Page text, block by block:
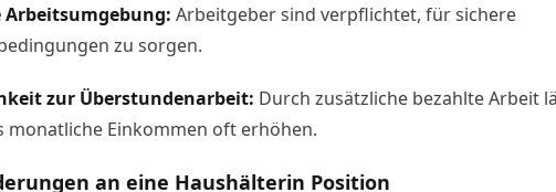
Arbeitsumgebung: Arbeitgeber sind verpflichtet, für sichere
zu sorgen.
zur Überstundenarbeit: Durch zusätzliche bezahlte Arbeit
monatliche Einkommen oft erhöhen.
an eine Haushälterin Position